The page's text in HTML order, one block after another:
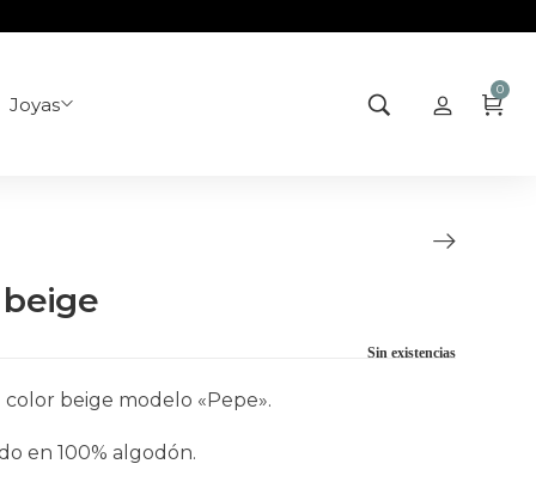
Joyas
0
Sin existencias
beige modelo «Pepe».
en 100% algodón.